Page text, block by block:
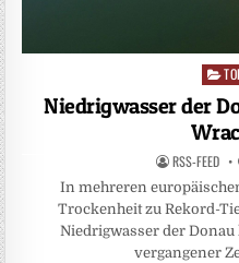
Niedrigwasser der
RSS-FEED
In mehreren
Trockenheit zu Rekord-
Niedrigwasser der Donau
vergangener